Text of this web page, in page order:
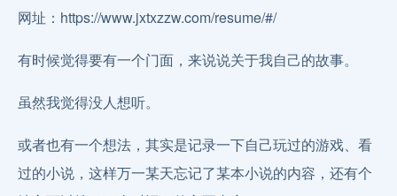
网址：https://www.jxtxzzw.com/resume/#/
有时候觉得要有一个门面，来说说关于我自己的故事。
虽然我觉得没人想听。
或者也有一个想法，其实是记录一下自己玩过的游戏、看
过的小说，这样万一某天忘记了某本小说的内容，还有个